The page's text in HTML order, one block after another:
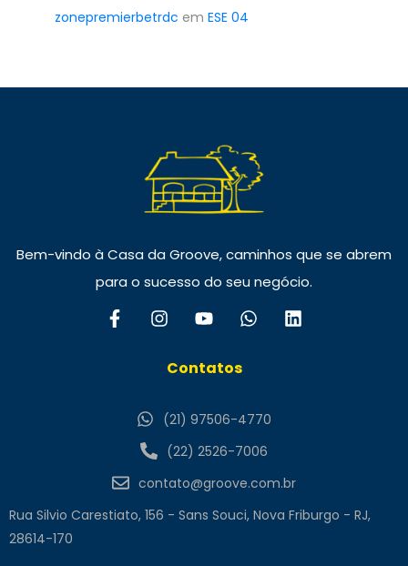
zonepremierbetrdc em ESE 04
Bem-vindo à Casa da Groove, caminhos que se abrem
para o sucesso do seu negócio.
Contatos
(21) 97506-4770
(22) 2526-7006
contato@groove.com.br
Rua Silvio Carestiato, 156 - Sans Souci, Nova Friburgo - RJ,
28614-170